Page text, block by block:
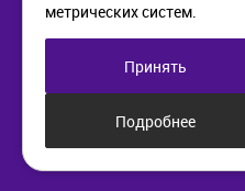
ИНФОРМАЦИЯ
Политика в отношении
обработки персональных
метрических систем.
Принять
Подробнее